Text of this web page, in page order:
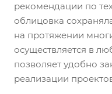
рекомендации по
облицовка
на протяжении
осуществляется в
позволяет удобно
реализации